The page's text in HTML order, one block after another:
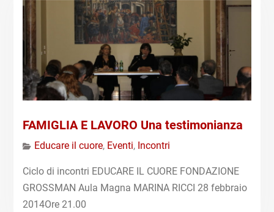
FAMIGLIA E LAVORO Una testimonianza
Educare il cuore, Eventi, Incontri
Ciclo di incontri EDUCARE IL CUORE FONDAZIONE
GROSSMAN Aula Magna MARINA RICCI 28 febbraio
2014Ore 21.00